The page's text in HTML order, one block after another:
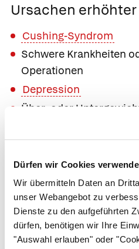
Dürfen wir Cookies
Wir übermitteln Daten an
unser Webangebot zu
Dienste zu den aufgeführten
dürfen, benötigen wir Ihre
"Auswahl erlauben" oder
Ursachen
Cushing-Syndrom
Schwere Krankheiten
Operationen
Depression
Über- oder
Tagesrhythmus.
Ursachen
Unterfunktion der
Unterfunktion des